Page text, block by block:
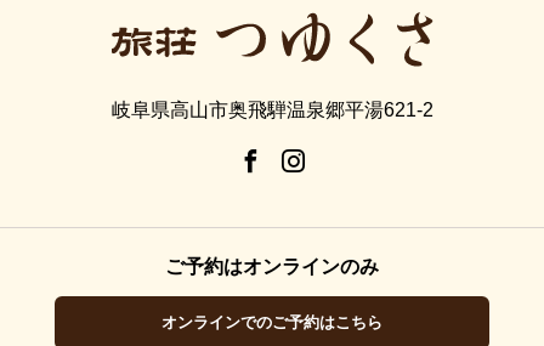
岐阜県高山市奥飛騨温泉郷平湯621-2
ご予約はオンラインのみ
オンラインでのご予約はこちら